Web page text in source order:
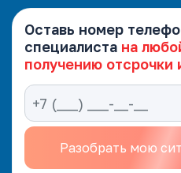
Оставь номер
специалиста на
получению отсрочки